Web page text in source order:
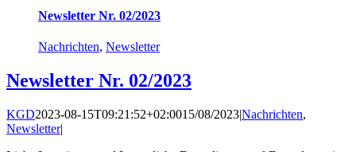
Newsletter Nr. 02/2023
Nachrichten, Newsletter
Newsletter Nr. 02/2023
KGD2023-08-15T09:21:52+02:0015/08/2023|Nachrichten,
Newsletter|